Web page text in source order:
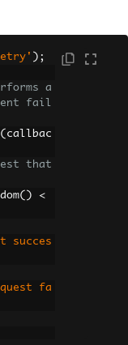
);
a
fail
( callbac
that
()
<
succes
fa